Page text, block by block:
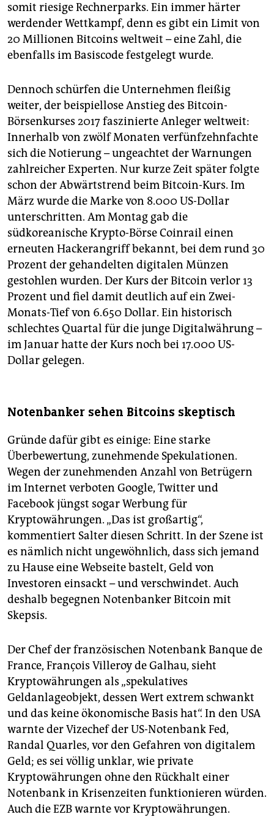
somit riesige Rechnerparks. Ein immer härter
werdender Wettkampf, denn es gibt ein Limit von
20 Millionen Bitcoins weltweit – eine Zahl, die
ebenfalls im Basiscode festgelegt wurde.
Dennoch schürfen die Unternehmen fleißig
weiter, der beispiellose Anstieg des Bitcoin-
Börsenkurses 2017 faszinierte Anleger weltweit:
Innerhalb von zwölf Monaten verfünfzehnfachte
sich die Notierung – ungeachtet der Warnungen
zahlreicher Experten. Nur kurze Zeit später folgte
schon der Abwärtstrend beim Bitcoin-Kurs. Im
März wurde die Marke von 8.000 US-Dollar
unterschritten. Am Montag gab die
südkoreanische Krypto-Börse Coinrail einen
erneuten Hackerangriff bekannt, bei dem rund 30
Prozent der gehandelten digitalen Münzen
gestohlen wurden. Der Kurs der Bitcoin verlor 13
Prozent und fiel damit deutlich auf ein Zwei-
Monats-Tief von 6.650 Dollar. Ein historisch
schlechtes Quartal für die junge Digitalwährung –
im Januar hatte der Kurs noch bei 17.000 US-
Dollar gelegen.
Notenbanker sehen Bitcoins skeptisch
Gründe dafür gibt es einige: Eine starke
Überbewertung, zunehmende Spekulationen.
Wegen der zunehmenden Anzahl von Betrügern
im Internet verboten Google, Twitter und
Facebook jüngst sogar Werbung für
Kryptowährungen. „Das ist großartig“,
kommentiert Salter diesen Schritt. In der Szene ist
es nämlich nicht ungewöhnlich, dass sich jemand
zu Hause eine Webseite bastelt, Geld von
Investoren einsackt – und verschwindet. Auch
deshalb begegnen Notenbanker Bitcoin mit
Skepsis.
Der Chef der französischen Notenbank Banque de
France, François Villeroy de Galhau, sieht
Kryptowährungen als „spekulatives
Geldanlageobjekt, dessen Wert extrem schwankt
und das keine ökonomische Basis hat“. In den USA
warnte der Vizechef der US-Notenbank Fed,
Randal Quarles, vor den Gefahren von digitalem
Geld; es sei völlig unklar, wie private
Kryptowährungen ohne den Rückhalt einer
Notenbank in Krisenzeiten funktionieren würden.
Auch die EZB warnte vor Kryptowährungen.